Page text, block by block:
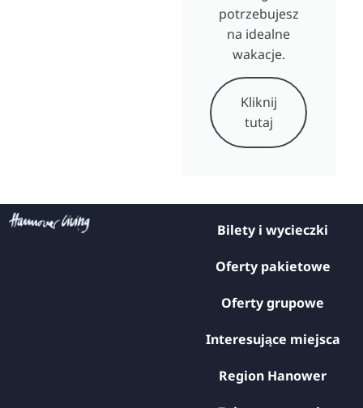
potrzebujesz
na idealne
wakacje.
Kliknij
tutaj
Bilety i wycieczki
Oferty pakietowe
Oferty grupowe
Interesujące miejsca
Region Hanower